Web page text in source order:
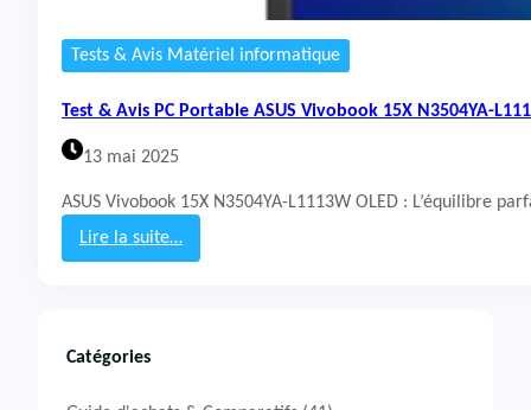
Tests & Avis Matériel informatique
Test & Avis PC Portable ASUS Vivobook 15X N3504YA-
13 mai 2025
ASUS Vivobook 15X N3504YA-L1113W OLED : L’équilibre
Lire la suite…
:
A
Catégories